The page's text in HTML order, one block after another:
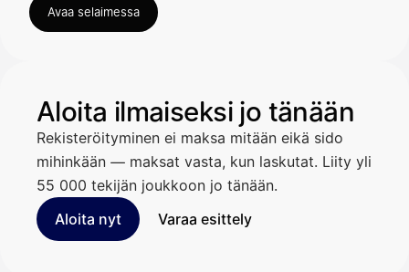
Avaa selaimessa
Aloita ilmaiseksi jo tänään
Rekisteröityminen ei maksa mitään eikä sido
mihinkään — maksat vasta, kun laskutat. Liity yli
55 000 tekijän joukkoon jo tänään.
Aloita nyt
Varaa esittely